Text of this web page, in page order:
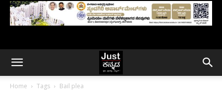
Home Tags Bail plea